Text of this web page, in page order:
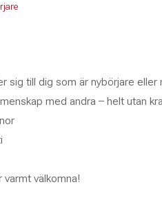
sig till dig som är nybörjare eller
med andra – helt utan
välkomna!